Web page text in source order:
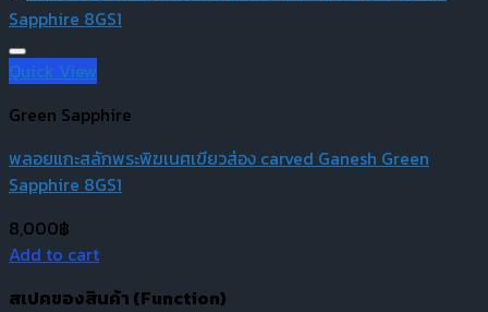
Quick View
Green Sapphire
พลอยแกะสลักพระพิฆเนศเขียวส่อง carved Ganesh Green
Sapphire 8GS1
8,000฿
Add to cart
สเปคของสินค้า (Function)